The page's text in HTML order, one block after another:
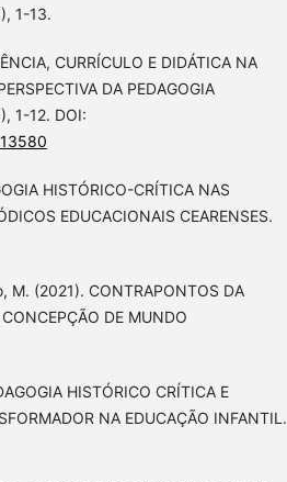
1-13.
CURRÍCULO E DIDÁTICA NA
DA PEDAGOGIA
1-12. DOI:
HISTÓRICO-CRÍTICA NAS
EDUCACIONAIS CEARENSES.
M. (2021). CONTRAPONTOS DA
DE MUNDO
HISTÓRICO CRÍTICA E
NA EDUCAÇÃO INFANTIL.